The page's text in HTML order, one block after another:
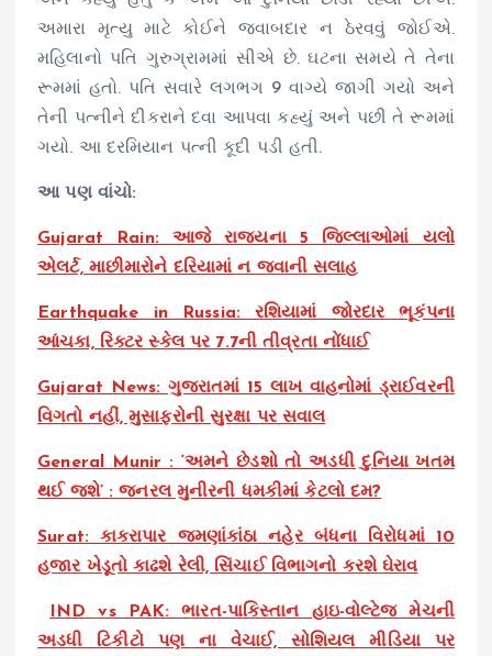
અમારા મૃત્યુ માટે કોઈને જવાબદાર ન ઠેરવવું જોઈએ.
મહિલાનો પતિ ગુરુગ્રામમાં સીએ છે. ઘટના સમયે તે તેના
રૂમમાં હતો. પતિ સવારે લગભગ 9 વાગ્યે જાગી ગયો અને
તેની પત્નીને દીકરાને દવા આપવા કહ્યું અને પછી તે રૂમમાં
ગયો. આ દરમિયાન પત્ની કૂદી પડી હતી.
આ પણ વાંચો:
Gujarat Rain: આજે રાજ્યના 5 જિલ્લાઓમાં યલો
એલર્ટ, માછીમારોને દરિયામાં ન જવાની સલાહ
Earthquake in Russia: રશિયામાં જોરદાર ભૂકંપના
આંચકા, રિક્ટર સ્કેલ પર 7.7ની તીવ્રતા નોંધાઈ
Gujarat News: ગુજરાતમાં 15 લાખ વાહનોમાં ડ્રાઈવરની
વિગતો નહીં, મુસાફરોની સુરક્ષા પર સવાલ
General Munir : ‘અમને છેડશો તો અડધી દુનિયા ખતમ
થઈ જશે’ : જનરલ મુનીરની ધમકીમાં કેટલો દમ?
Surat: કાકરાપાર જમણાંકાંઠા નહેર બંધના વિરોધમાં 10
હજાર ખેડૂતો કાઢશે રેલી, સિંચાઈ વિભાગનો કરશે ઘેરાવ
IND vs PAK: ભારત-પાકિસ્તાન હાઇ-વોલ્ટેજ મેચની
અડધી ટિકીટો પણ ના વેચાઈ, સોશિયલ મીડિયા પર